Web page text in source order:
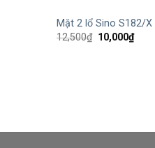
Mặt 2 lổ Sino S182/X
12,500₫ Giá
gốc
10,000₫Giá
hiện